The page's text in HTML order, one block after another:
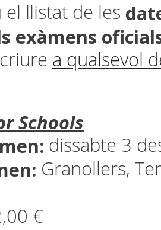
llistat de les
exàmens
a qualsevol
Schools
dissabte 3
Granollers,
€